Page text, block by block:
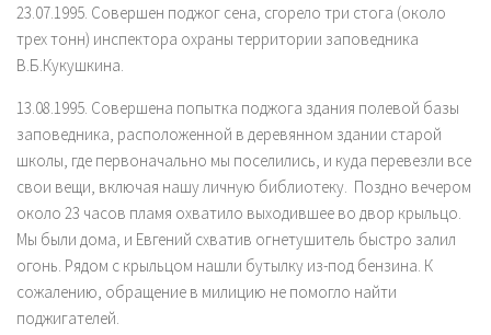
23.07.1995. Совершен поджог сена, сгорело три стога (около
трех тонн) инспектора охраны территории заповедника
В.Б.Кукушкина.
13.08.1995. Совершена попытка поджога здания полевой базы
заповедника, расположенной в деревянном здании старой
школы, где первоначально мы поселились, и куда перевезли все
свои вещи, включая нашу личную библиотеку. Поздно вечером
около 23 часов пламя охватило выходившее во двор крыльцо.
Мы были дома, и Евгений схватив огнетушитель быстро залил
огонь. Рядом с крыльцом нашли бутылку из-под бензина. К
сожалению, обращение в милицию не помогло найти
поджигателей.